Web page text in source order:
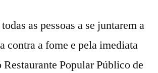
as pessoas a se juntarem a
contra a fome e pela imediata
Popular Público de